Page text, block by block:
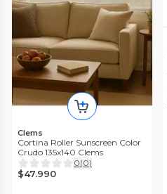
Clems
Cortina Roller Sunscreen Color
Crudo 135x140 Clems
0(0)
$47.990